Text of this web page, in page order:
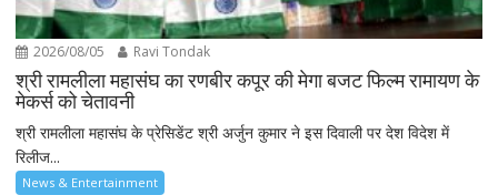
2026/08/05 Ravi Tondak
श्री रामलीला महासंघ का रणबीर कपूर की मेगा बजट फिल्म रामायण के
मेकर्स को चेतावनी
श्री रामलीला महासंघ के प्रेसिडेंट श्री अर्जुन कुमार ने इस दिवाली पर देश विदेश में
रिलीज...
News & Entertainment